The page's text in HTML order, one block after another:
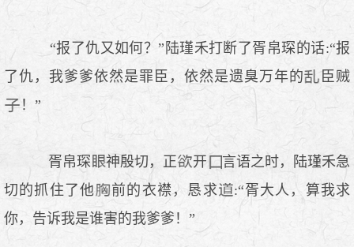
“报了仇又如何？”陆瑾禾打断了胥帛琛的话:“报
了仇，我爹爹依然是罪臣，依然是遗臭万年的
臣贼
！”
胥帛琛 神殷切，正 开
言语之时，陆瑾禾急
切的抓住了他
前的衣襟，恳求
:“胥大人，算我求
你，告诉我是谁害的我爹爹！”